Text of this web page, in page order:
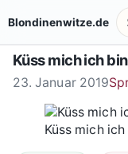
Blondinenwitze.de
Küss mich ich
23. Januar 2019
Küss mich